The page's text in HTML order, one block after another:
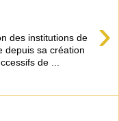
›
des institutions de
depuis sa création
de ...